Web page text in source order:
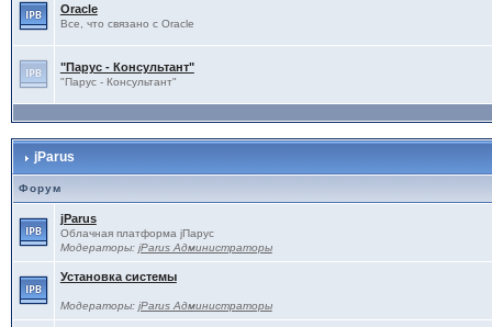
Oracle
Все, что связано с Oracle
"Парус - Консультант"
"Парус - Консультант"
jParus
Форум
jParus
Облачная платформа jПарус
Модераторы: jParus Администраторы
Установка системы
Модераторы: jParus Администраторы